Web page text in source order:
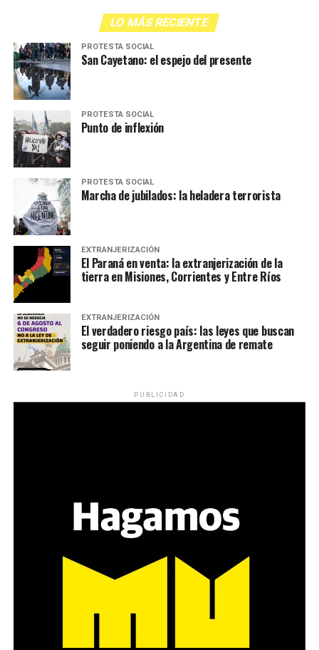
LO MÁS RECIENTE
PROTESTA SOCIAL
San Cayetano: el espejo del presente
PROTESTA SOCIAL
Punto de inflexión
PROTESTA SOCIAL
Marcha de jubilados: la heladera terrorista
EXTRANJERIZACIÓN
El Paraná en venta: la extranjerización de la
tierra en Misiones, Corrientes y Entre Ríos
EXTRANJERIZACIÓN
El verdadero riesgo país: las leyes que buscan
seguir poniendo a la Argentina de remate
PUBLICIDAD